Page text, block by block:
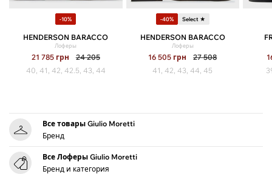
-10%
HENDERSON BARACCO
Лоферы
21 785 грн
24 205
40, 41, 42, 42.5, 43, 44
-40% Select ★
HENDERSON BARACCO
Лоферы
16 505 грн
27 508
41, 42, 43, 44, 45
Все товары Giulio Moretti
Бренд
Все Лоферы Giulio Moretti
Бренд и категория